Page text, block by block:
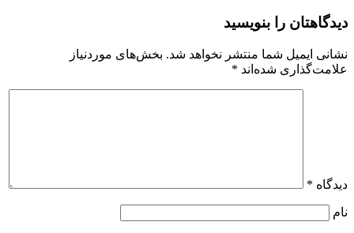
دیدگاهتان را بنویسید
نشانی ایمیل شما منتشر نخواهد شد. بخش‌های موردنیاز
علامت‌گذاری شده‌اند *
دیدگاه *
نام